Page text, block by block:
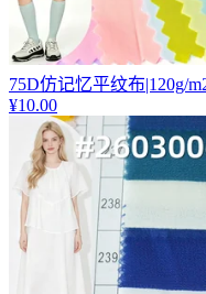
75D仿记忆平纹布|120g/
¥10.00